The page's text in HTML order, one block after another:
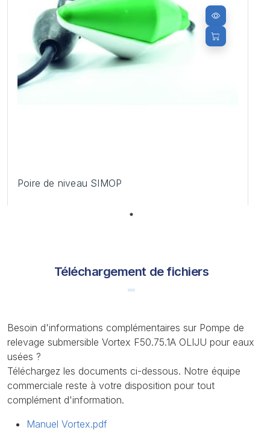
Poire de niveau SIMOP
Téléchargement de fichiers
Besoin d'informations complémentaires sur Pompe de
relevage submersible Vortex F50.75.1A OLIJU pour eaux
usées ?
Téléchargez les documents ci-dessous. Notre équipe
commerciale reste à votre disposition pour tout
complément d'information.
Manuel Vortex.pdf